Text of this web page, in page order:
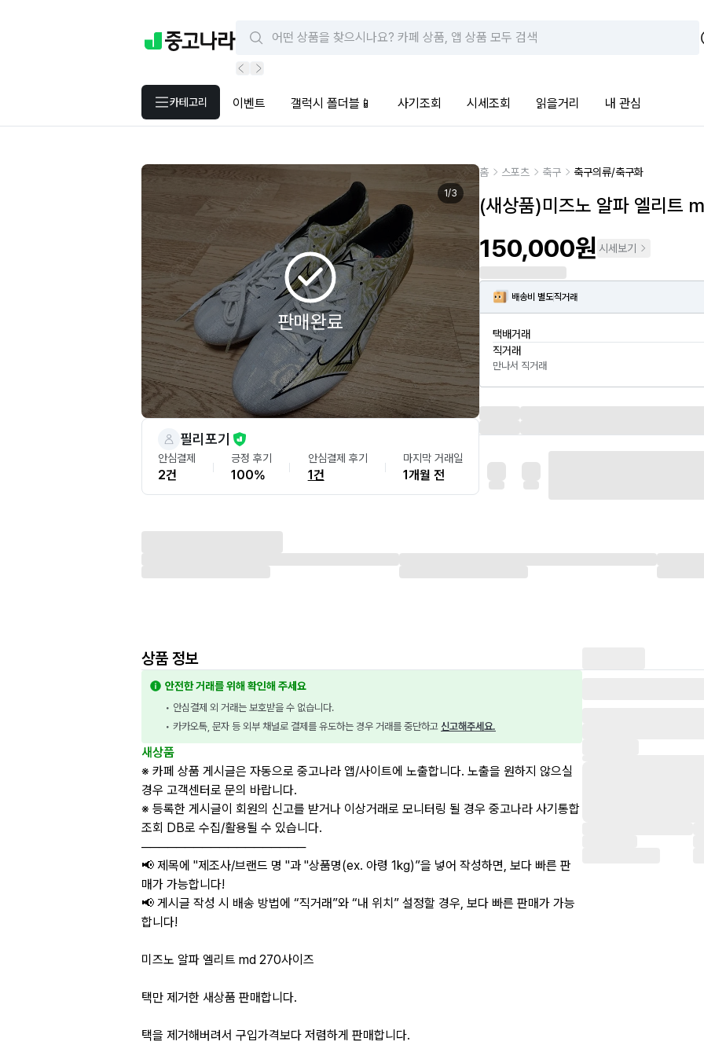
카테고리 이벤트 갤럭시 폴더블📱 사기조회 시세조회 읽을거리 내 관심
판매완료
1/3
필리포기
안심결제
2건
긍정 후기
100%
안심결제 후기
1건
마지막 거래일
1개월 전
홈 스포츠 축구 축구의류/축구화
(새상품)미즈노 알파 엘리트
150,000원 시세보기
배송비 별도직거래
택배거래
직거래
만나서 직거래
상품 정보
안전한 거래를 위해 확인해 주세요
• 안심결제 외 거래는 보호받을 수 없습니다.
• 카카오톡, 문자 등 외부 채널로 결제를 유도하는 경우 거래를 중단하고 신고해주세요.
새상품
※ 카페 상품 게시글은 자동으로 중고나라 앱/사이트에 노출합니다. 노출을 원하지 않으실
경우 고객센터로 문의 바랍니다.
※ 등록한 게시글이 회원의 신고를 받거나 이상거래로 모니터링 될 경우 중고나라 사기통합
조회 DB로 수집/활용될 수 있습니다.
───────────────────
📢 제목에 "제조사/브랜드 명 "과 "상품명(ex. 아령 1kg)”을 넣어 작성하면, 보다 빠른 판
매가 가능합니다!
📢 게시글 작성 시 배송 방법에 “직거래”와 “내 위치” 설정할 경우, 보다 빠른 판매가 가능
합니다!
미즈노 알파 엘리트 md 270사이즈
택만 제거한 새상품 판매합니다.
택을 제거해버려서 구입가격보다 저렴하게 판매합니다.